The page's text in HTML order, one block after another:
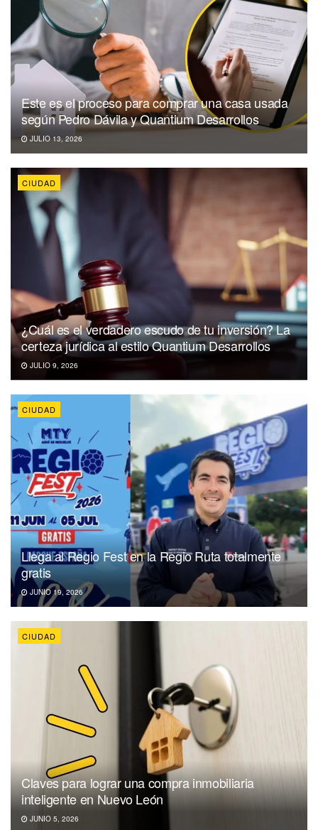
Este es el proceso para comprar una casa usada
según Pedro Dávila y Quantium Desarrollos
JULIO 13, 2026
CIUDAD
¿Cuál es el verdadero escudo de tu inversión? La
certeza jurídica al estilo Quantium Desarrollos
JULIO 9, 2026
CIUDAD
Llega al Regio Fest en la Regio Ruta totalmente
gratis
JUNIO 19, 2026
CIUDAD
Claves para lograr una compra inmobiliaria
inteligente en Nuevo León
JUNIO 5, 2026